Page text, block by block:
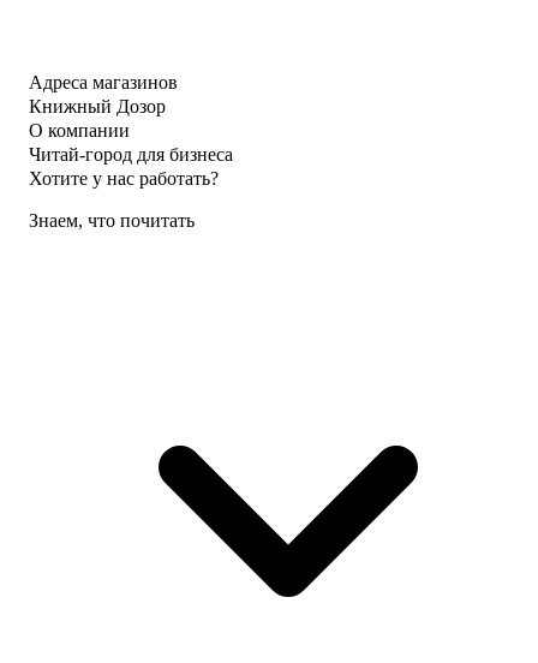
Адреса магазинов
Книжный Дозор
О компании
Читай-город для бизнеса
Хотите у нас работать?
Знаем, что почитать